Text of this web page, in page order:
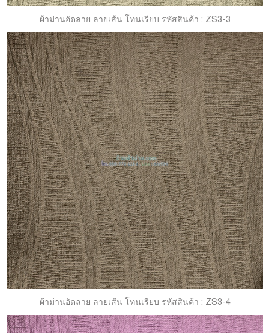
ผ้าม่านอัดลาย ลายเส้น โทนเรียบ รหัสสินค้า : ZS3-3
ผ้าม่านอัดลาย ลายเส้น โทนเรียบ รหัสสินค้า : ZS3-4